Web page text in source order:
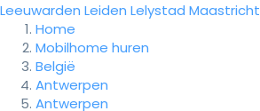
Leeuwarden Leiden Lelystad Maastricht
Home
Mobilhome huren
België
Antwerpen
Antwerpen